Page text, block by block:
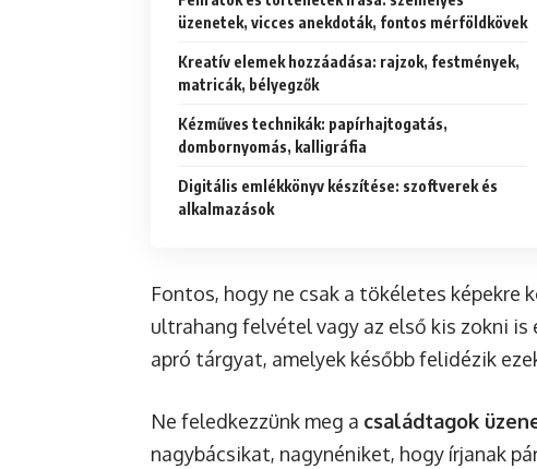
üzenetek, vicces anekdoták, fontos mérföldkövek
Kreatív elemek hozzáadása: rajzok, festmények,
matricák, bélyegzők
Kézműves technikák: papírhajtogatás,
dombornyomás, kalligráfia
Digitális emlékkönyv készítése: szoftverek és
alkalmazások
Fontos, hogy ne csak a tökéletes képekre
ultrahang felvétel vagy az első kis zokni
apró tárgyat, amelyek később felidézik
Ne feledkezzünk meg a családtagok
nagybácsikat, nagynéniket, hogy írjanak